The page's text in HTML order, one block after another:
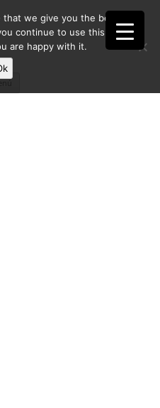
contingut
we give you the best
continue to use this site we
are happy with it.